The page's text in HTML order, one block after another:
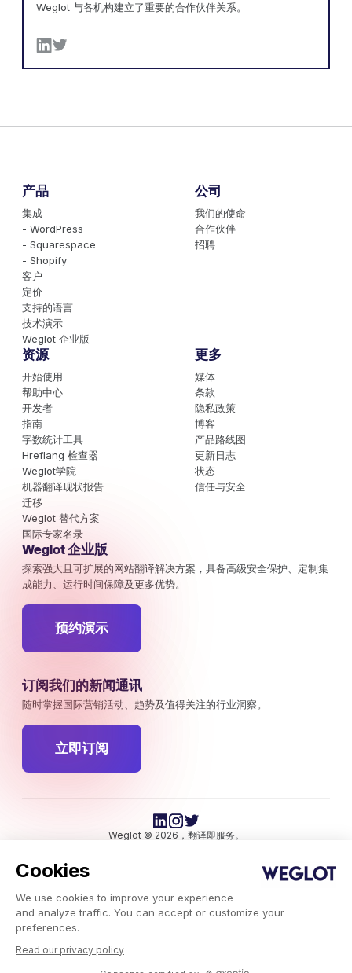
Cookies
We use cookies to improve your experience
and analyze traffic. You can accept or customize your
preferences.
Read our privacy policy
Weglot 与各机构建立了重要的合作伙伴关系。
产品
集成
- WordPress
- Squarespace
- Shopify
客户
定价
支持的语言
技术演示
Weglot 企业版
公司
我们的使命
合作伙伴
招聘
资源
开始使用
帮助中心
开发者
指南
字数统计工具
Hreflang 检查器
Weglot学院
机器翻译现状报告
迁移
Weglot 替代方案
国际专家名录
更多
媒体
条款
隐私政策
博客
产品路线图
更新日志
状态
信任与安全
Weglot 企业版
探索强大且可扩展的网站翻译解决方案，具备高级安全保护、定制集
成能力、运行时间保障及更多优势。
预约演示
订阅我们的新闻通讯
随时掌握国际营销活动、趋势及值得关注的行业洞察。
立即订阅
Weglot © 2026，翻译即服务。